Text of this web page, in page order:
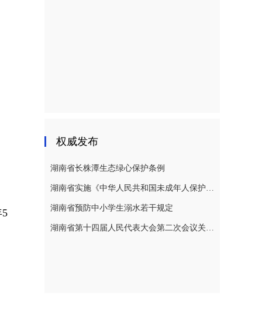
权威发布
湖南省长株潭生态绿心保护条例
湖南省实施《中华人民共和国未成年人保护法》若干规定
湖南省预防中小学生溺水若干规定
湖南省第十四届人民代表大会第二次会议关于湖南省人民代表大会常务委员会工作报告的决议